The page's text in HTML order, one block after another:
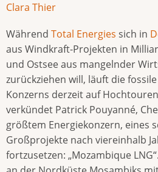
Clara Thier
Während Total Energies sich in
aus Windkraft-Projekten in
und Ostsee aus mangelnder
zurückziehen will, läuft die
Konzerns derzeit auf
verkündet Patrick Pouyanné,
größtem Energiekonzern, eines
Großprojekte nach viereinhalb
fortzusetzen: „Mozambique